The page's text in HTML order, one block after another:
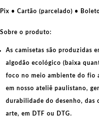
Escudo
Pix • Cartão (parcelado) •
Sobre o produto:
As camisetas são produzidas
algodão ecológico (baixa
foco no meio ambiente do fio
em nosso ateliê paulistano,
durabilidade do desenho, das
arte, em DTF ou DTG.